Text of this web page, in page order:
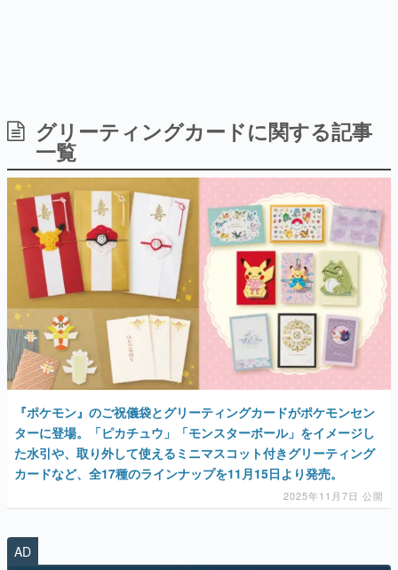
ゲーム開発者・hamatsu氏がゲームの魅力を画面や操作の
具体的な形から解き明かしていく、硬派で骨太な評論連載
ゲームが変えた日本語
「経験値」「裏技」「ラスボス」… ゲームにまつわる言葉
の起源や用法の変遷を、コンピューター文化史研究家・タ
イニーP氏が徹底調査。
カテゴリ
特集記事
マンガ
女性向け
アプリレビュー
その他
電ファミニコゲーマーとは？
グリーティングカードに関する記事
一覧
『ポケモン』のご祝儀袋とグリーティングカードがポケモンセン
ターに登場。「ピカチュウ」「モンスターボール」をイメージし
た水引や、取り外して使えるミニマスコット付きグリーティング
カードなど、全17種のラインナップを11月15日より発売。
2025年11月7日 公開
AD